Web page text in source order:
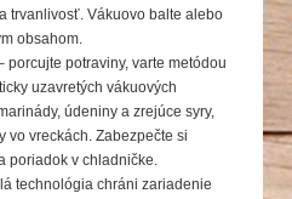
trvanlivosť. Vákuovo balte alebo
obsahom.
porcujte potraviny, varte metódou
uzavretých vákuových
údeniny a zrejúce syry,
vo vreckách. Zabezpečte si
poriadok v chladničke.
technológia chráni zariadenie